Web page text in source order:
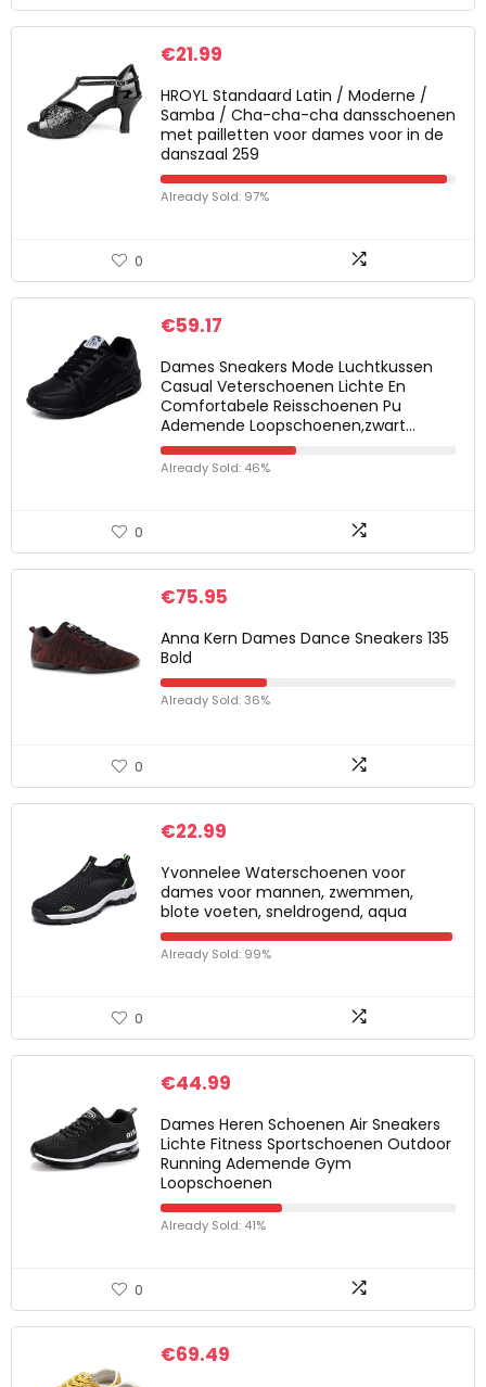
€21.99
HROYL Standaard Latin / Moderne /
Samba / Cha-cha-cha dansschoenen
met pailletten voor dames voor in de
danszaal 259
Already Sold: 97%
0
€59.17
Dames Sneakers Mode Luchtkussen
Casual Veterschoenen Lichte En
Comfortabele Reisschoenen Pu
Ademende Loopschoenen,zwart…
Already Sold: 46%
0
€75.95
Anna Kern Dames Dance Sneakers 135
Bold
Already Sold: 36%
0
€22.99
Yvonnelee Waterschoenen voor
dames voor mannen, zwemmen,
blote voeten, sneldrogend, aqua
Already Sold: 99%
0
€44.99
Dames Heren Schoenen Air Sneakers
Lichte Fitness Sportschoenen Outdoor
Running Ademende Gym
Loopschoenen
Already Sold: 41%
0
€69.49